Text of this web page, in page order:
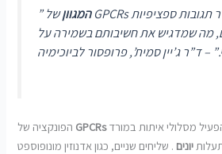
” המגווןשל GPCRs מאפשר לתאים לעורר תגובות ספציפיות
מה שמדגיש את חשיבותם בשמירה על
– ד”ר ג’יין סמית’, פרופסור לביוכימיה
GPCRsמסתמכת על יכולתם להפעיל מסלולי איתות במורד
יונים . שליחים שניים, כגון אדנוזין מונופוספט